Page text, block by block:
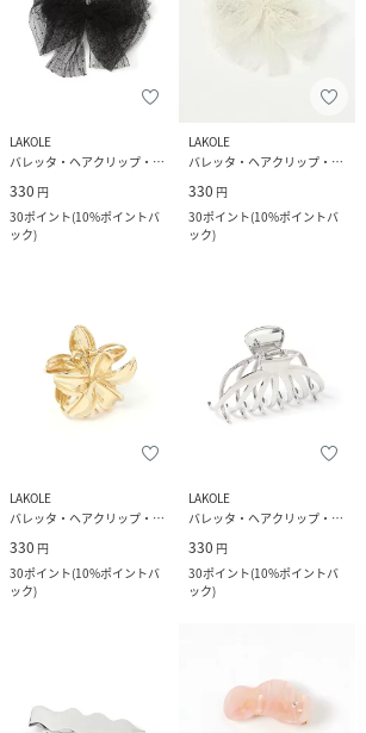
LAKOLE
バレッタ・ヘアクリップ・ヘアピン
330 円
30ポイント(10%ポイントバ
ック)
LAKOLE
バレッタ・ヘアクリップ・ヘアピン
330 円
30ポイント(10%ポイントバ
ック)
LAKOLE
バレッタ・ヘアクリップ・ヘアピン
330 円
30ポイント(10%ポイントバ
ック)
LAKOLE
バレッタ・ヘアクリップ・ヘアピン
330 円
30ポイント(10%ポイントバ
ック)